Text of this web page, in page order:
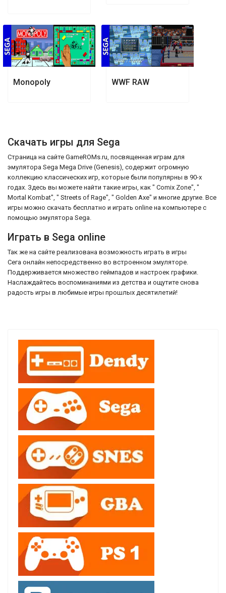
Monopoly WWF RAW
Скачать игры для Sega
Страница на сайте GameROMs.ru, посвященная играм для
эмулятора Sega Mega Drive (Genesis), содержит огромную
коллекцию классических игр, которые были популярны в 90-х
годах. Здесь вы можете найти такие игры, как " Comix Zone", "
Mortal Kombat", " Streets of Rage", " Golden Axe" и многие другие. Все
игры можно скачать бесплатно и играть online на компьютере с
помощью эмулятора Sega.
Играть в Sega online
Так же на сайте реализована возможность играть в игры
Сега онлайн непосредственно во встроенном эмуляторе.
Поддерживается множество геймпадов и настроек графики.
Наслаждайтесь воспоминаниями из детства и ощутите снова
радость игры в любимые игры прошлых десятилетий!